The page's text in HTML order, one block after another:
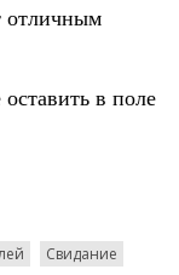
отличным
в поле
Свидание